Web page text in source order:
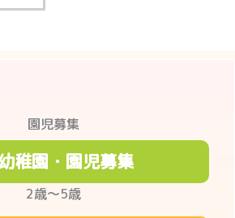
園児募集
稚園・園児募集
2歳〜5歳